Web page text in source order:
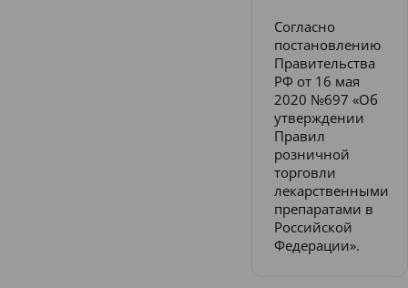
Согласно
постановлению
Правительства
РФ от 16 мая
2020 №697 «Об
утверждении
Правил
розничной
торговли
лекарственными
препаратами в
Российской
Федерации».